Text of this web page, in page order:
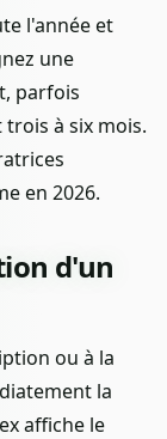
l'année et
une
parfois
à six mois.
en 2026.
d'un
ou à la
la
affiche le